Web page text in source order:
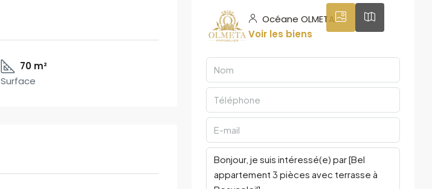
70 m²
Surface
Océane OLMETA
Voir les biens